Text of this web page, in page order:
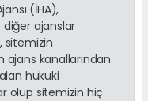
(İHA),
diğer ajanslar
sitemizin
kanallarından
hukuki
olup sitemizin hiç